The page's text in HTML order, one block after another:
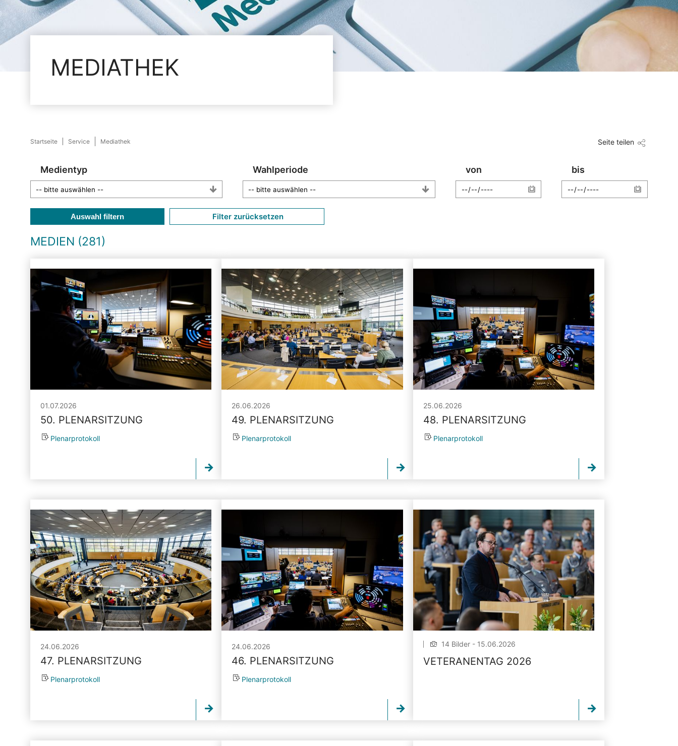
MEDIATHEK
Startseite Service Mediathek Seite teilen
Medientyp Wahlperiode von bis
Auswahl filtern Filter zurücksetzen
MEDIEN (281)
01.07.2026
50. PLENARSITZUNG
Plenarprotokoll
26.06.2026
49. PLENARSITZUNG
Plenarprotokoll
25.06.2026
48. PLENARSITZUNG
Plenarprotokoll
24.06.2026
47. PLENARSITZUNG
Plenarprotokoll
24.06.2026
46. PLENARSITZUNG
Plenarprotokoll
14 Bilder - 15.06.2026
VETERANENTAG 2026